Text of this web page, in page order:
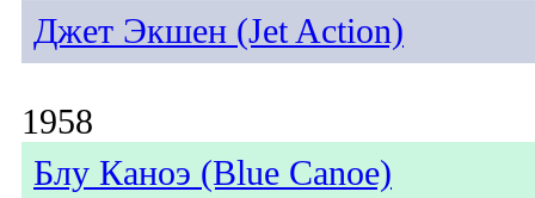
Джет Экшен (Jet Action)
1958
Блу Каноэ (Blue Canoe)